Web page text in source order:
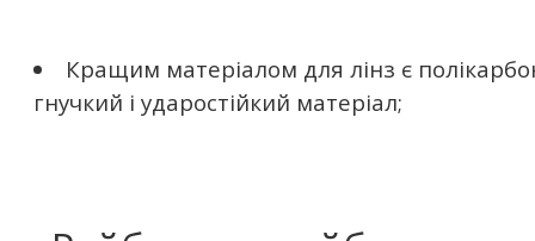
Кращим матеріалом для лінз є
гнучкий і ударостійкий матеріал;